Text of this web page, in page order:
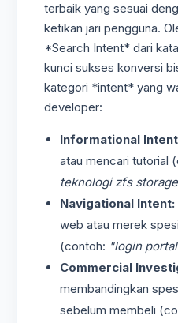
terbaik yang sesuai
ketikan jari pengguna.
*Search Intent* dari
kunci sukses konversi
kategori *intent* yang
developer:
Informational
atau mencari tutorial
teknologi zfs
Navigational Intent:
web atau merek
(contoh: "login
Commercial
membandingkan
sebelum membeli